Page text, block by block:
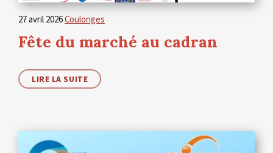
27 avril 2026Coulonges
Fête du marché au cadran
LIRE LA SUITE